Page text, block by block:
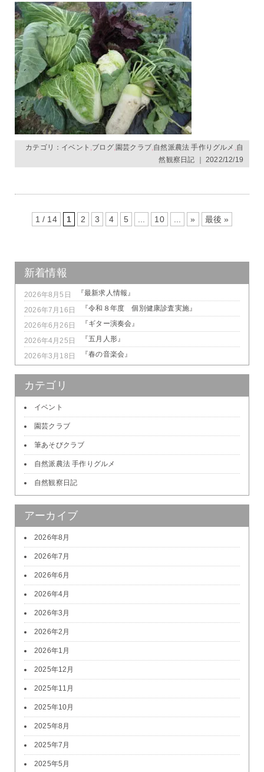
カテゴリ： イベント ブログ, 園芸クラブ, 自然派農法 手作りグルメ 自
然観察日記 ｜ 2022/12/19
1 / 14 1 2 3 4 5 10 » 最後 »
新着情報
2026年8月5日 『最新求人情報』
2026年7月16日 『令和８年度 個別健康診査実施』
2026年6月26日 『ギター演奏会』
2026年4月25日 『五月人形』
2026年3月18日 『春の音楽会』
カテゴリ
イベント
園芸クラブ
筆あそびクラブ
自然派農法 手作りグルメ
自然観察日記
アーカイブ
2026年8月
2026年7月
2026年6月
2026年4月
2026年3月
2026年2月
2026年1月
2025年12月
2025年11月
2025年10月
2025年8月
2025年7月
2025年5月